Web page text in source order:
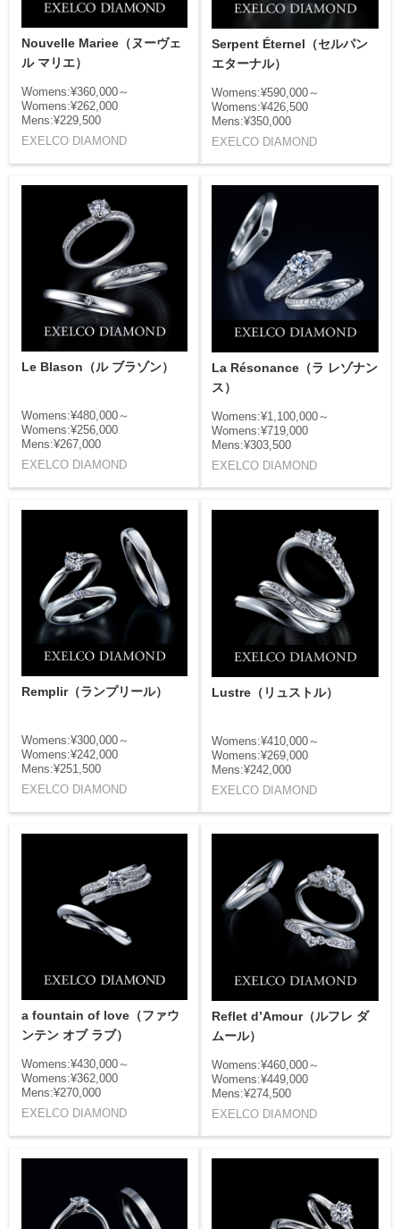
Nouvelle Mariee（ヌーヴェ
ル マリエ）
Womens:¥360,000～
Womens:¥262,000
Mens:¥229,500
EXELCO DIAMOND
Serpent Éternel（セルパン
エターナル）
Womens:¥590,000～
Womens:¥426,500
Mens:¥350,000
EXELCO DIAMOND
Le Blason（ル ブラゾン）
Womens:¥480,000～
Womens:¥256,000
Mens:¥267,000
EXELCO DIAMOND
La Résonance（ラ レゾナン
ス）
Womens:¥1,100,000～
Womens:¥719,000
Mens:¥303,500
EXELCO DIAMOND
Remplir（ランプリール）
Womens:¥300,000～
Womens:¥242,000
Mens:¥251,500
EXELCO DIAMOND
Lustre（リュストル）
Womens:¥410,000～
Womens:¥269,000
Mens:¥242,000
EXELCO DIAMOND
a fountain of love（ファウ
ンテン オブ ラブ）
Womens:¥430,000～
Womens:¥362,000
Mens:¥270,000
EXELCO DIAMOND
Reflet d’Amour（ルフレ ダ
ムール）
Womens:¥460,000～
Womens:¥449,000
Mens:¥274,500
EXELCO DIAMOND